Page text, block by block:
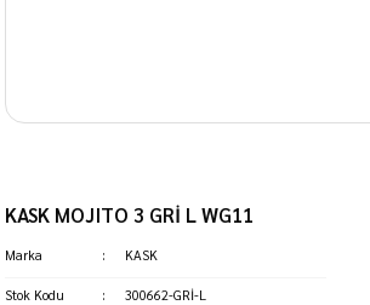
KASK MOJITO 3 GRİ L WG11
Marka KASK
Stok Kodu 300662-GRİ-L